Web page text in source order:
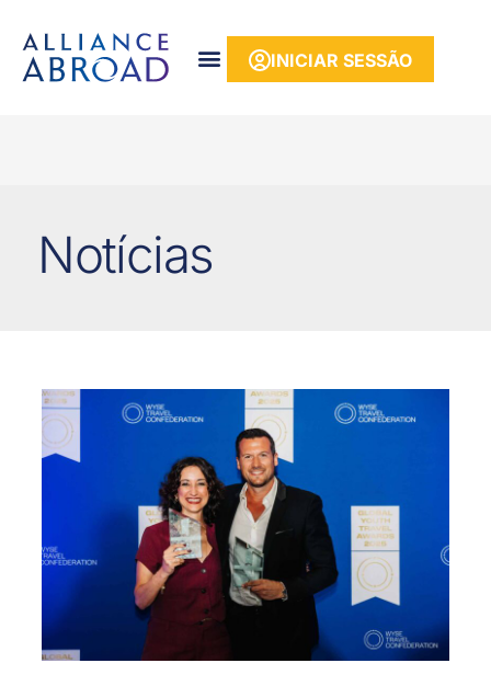
conteúdo
INICIAR SESSÃO
Notícias